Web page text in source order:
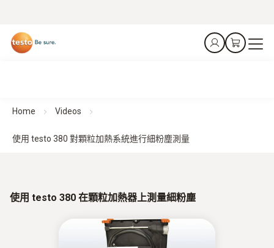
Home Videos
使用 testo 380 對顆粒加熱系統進行細粉塵測量
使用 testo 380 在顆粒加熱器上測量細粉塵